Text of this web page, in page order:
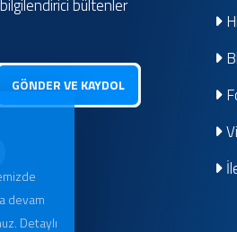
bültenler
GÖNDER VE KAYDOL
devam
Detaylı